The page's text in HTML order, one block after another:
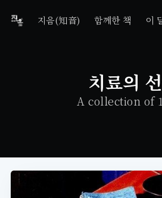
지음(知音) 함께한 책 이
치료의
A collection of